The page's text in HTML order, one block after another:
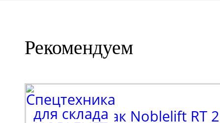
Рекомендуем